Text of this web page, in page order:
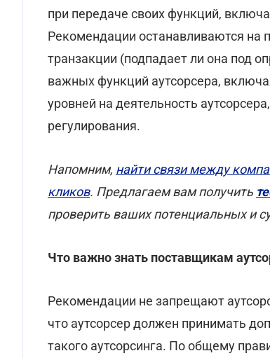
при передаче своих функций,
Рекомендации останавливаются на
транзакции (подпадает ли она под
важных функций аутсорсера,
уровней на деятельность
регулирования.
Напомним, найти связи между
кликов. Предлагаем вам получить
проверить ваших потенциальных и
Что важно знать поставщикам
Рекомендации не запрещают
что аутсорсер должен принимать
такого аутсорсинга. По общему